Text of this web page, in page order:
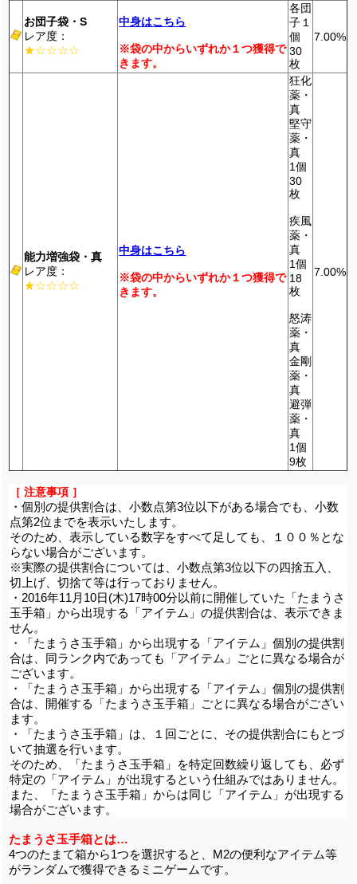
お団子袋・S
レア度：
★☆☆☆☆
中身はこちら
※袋の中からいずれか１つ獲得で
きます。
各団
子１
個
30
枚
7.00%
能力増強袋・真
レア度：
★☆☆☆☆
中身はこちら
※袋の中からいずれか１つ獲得で
きます。
狂化
薬・
真
堅守
薬・
真
1個
30
枚
疾風
薬・
真
1個
18
枚
怒涛
薬・
真
金剛
薬・
真
避弾
薬・
真
1個
9枚
7.00%
［ 注意事項 ］
・個別の提供割合は、小数点第3位以下がある場合でも、小数
点第2位までを表示いたします。
そのため、表示している数字をすべて足しても、１００％とな
らない場合がございます。
※実際の提供割合については、小数点第3位以下の四捨五入、
切上げ、切捨て等は行っておりません。
・2016年11月10日(木)17時00分以前に開催していた「たまうさ
玉手箱」から出現する「アイテム」の提供割合は、表示できま
せん。
・「たまうさ玉手箱」から出現する「アイテム」個別の提供割
合は、同ランク内であっても「アイテム」ごとに異なる場合が
ございます。
・「たまうさ玉手箱」から出現する「アイテム」個別の提供割
合は、開催する「たまうさ玉手箱」ごとに異なる場合がござい
ます。
・「たまうさ玉手箱」は、１回ごとに、その提供割合にもとづ
いて抽選を行います。
そのため、「たまうさ玉手箱」を特定回数繰り返しても、必ず
特定の「アイテム」が出現するという仕組みではありません。
また、「たまうさ玉手箱」からは同じ「アイテム」が出現する
場合がございます。
たまうさ玉手箱とは…
4つのたまて箱から1つを選択すると、M2の便利なアイテム等
がランダムで獲得できるミニゲームです。